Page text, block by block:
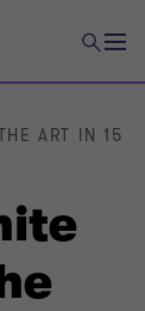
ART IN 15